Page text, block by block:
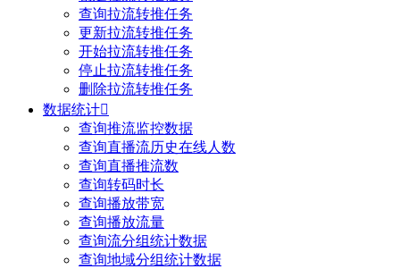
查询拉流转推任务
更新拉流转推任务
开始拉流转推任务
停止拉流转推任务
删除拉流转推任务
数据统计
查询推流监控数据
查询直播流历史在线人数
查询直播推流数
查询转码时长
查询播放带宽
查询播放流量
查询流分组统计数据
查询地域分组统计数据